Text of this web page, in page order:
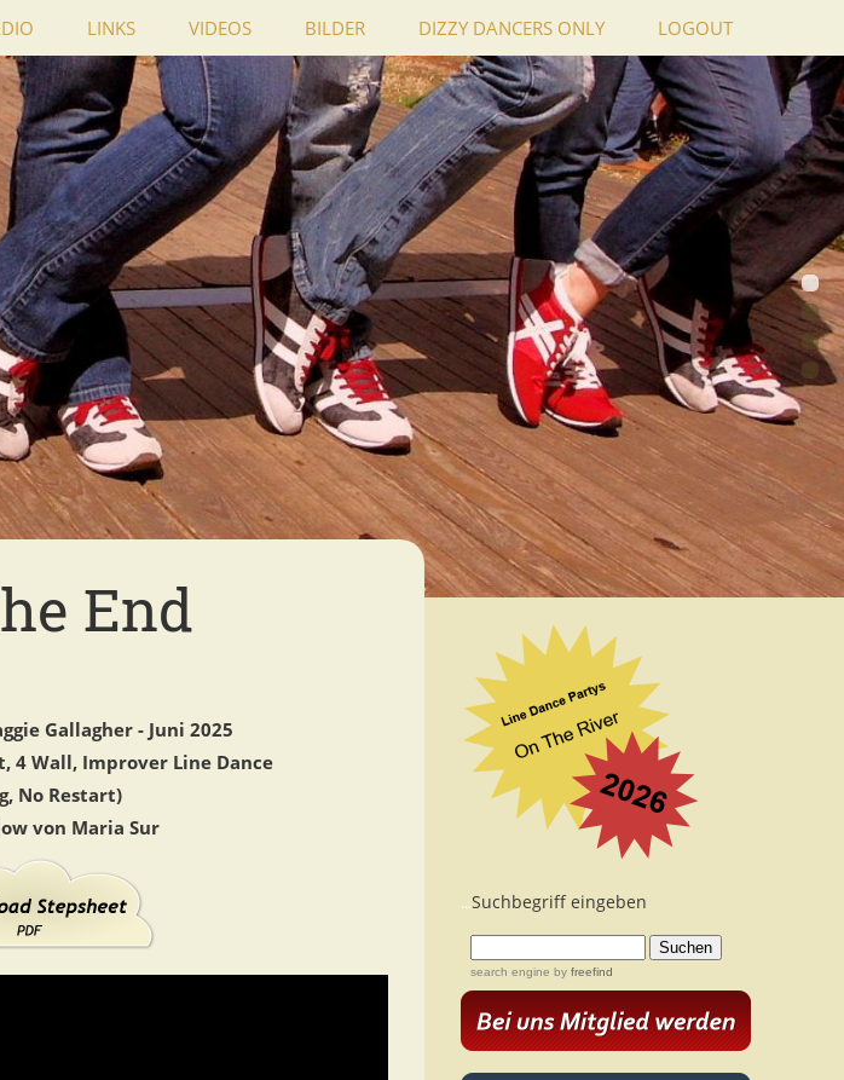
LINKS VIDEOS BILDER DIZZY DANCERS ONLY LOGOUT
End
Gallagher - Juni 2025
4 Wall, Improver Line Dance
No Restart)
von Maria Sur
...Suchbegriff eingeben
search engine by freefind